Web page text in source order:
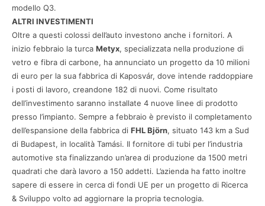
modello Q3.
ALTRI INVESTIMENTI
Oltre a questi colossi dell’auto investono anche i fornitori. A
inizio febbraio la turca Metyx, specializzata nella produzione di
vetro e fibra di carbone, ha annunciato un progetto da 10 milioni
di euro per la sua fabbrica di Kaposvár, dove intende raddoppiare
i posti di lavoro, creandone 182 di nuovi. Come risultato
dell’investimento saranno installate 4 nuove linee di prodotto
presso l’impianto. Sempre a febbraio è previsto il completamento
dell’espansione della fabbrica di FHL Björn, situato 143 km a Sud
di Budapest, in località Tamási. Il fornitore di tubi per l’industria
automotive sta finalizzando un’area di produzione da 1500 metri
quadrati che darà lavoro a 150 addetti. L’azienda ha fatto inoltre
sapere di essere in cerca di fondi UE per un progetto di Ricerca
& Sviluppo volto ad aggiornare la propria tecnologia.